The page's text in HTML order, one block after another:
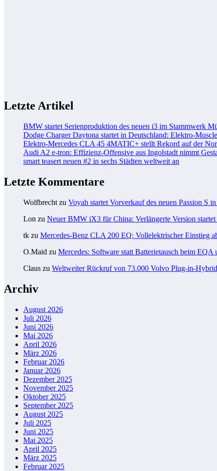
Letzte Artikel
BMW startet Serienproduktion des neuen i3 im Stammwerk
Dodge Charger Daytona startet in Deutschland: Elektro-
Elektro-Mercedes CLA 45 4MATIC+ stellt Rekord auf der
Audi A2 e-tron: Effizienz-Offensive aus Ingolstadt nimmt
smart teasert neuen #2 in sechs Städten weltweit an
Letzte Kommentare
Wolfbrecht zu Voyah startet Vorverkauf des neuen Passion S
Lon zu Neuer BMW iX3 für China: Verlängerte Version
tk zu Mercedes-Benz CLA 200 EQ: Vollelektrischer Einstieg
O.Maid zu Mercedes: Software statt Batterietausch beim
Claus zu Weltweiter Rückruf von 73.000 Volvo Plug-in-
Archiv
August 2026
Juli 2026
Juni 2026
Mai 2026
April 2026
März 2026
Februar 2026
Januar 2026
Dezember 2025
November 2025
Oktober 2025
September 2025
August 2025
Juli 2025
Juni 2025
Mai 2025
April 2025
März 2025
Februar 2025